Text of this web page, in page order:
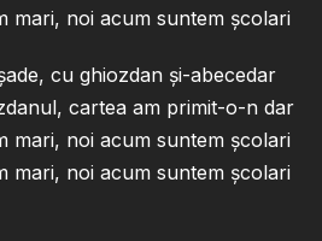
mari, noi acum suntem școlari
cu ghiozdan și-abecedar
cartea am primit-o-n dar
mari, noi acum suntem școlari
mari, noi acum suntem școlari